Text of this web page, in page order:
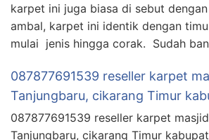
karpet ini juga biasa di sebut
ambal, karpet ini identik dengan
mulai jenis hingga corak. Sudah
087877691539 reseller karpet
Tanjungbaru, cikarang Timur
087877691539 reseller karpet
Tanjungbaru, cikarang Timur